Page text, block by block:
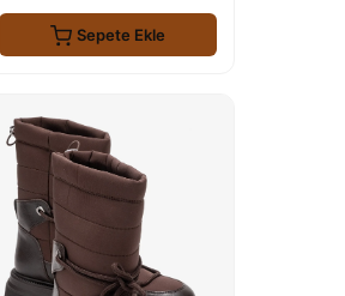
Sepete Ekle